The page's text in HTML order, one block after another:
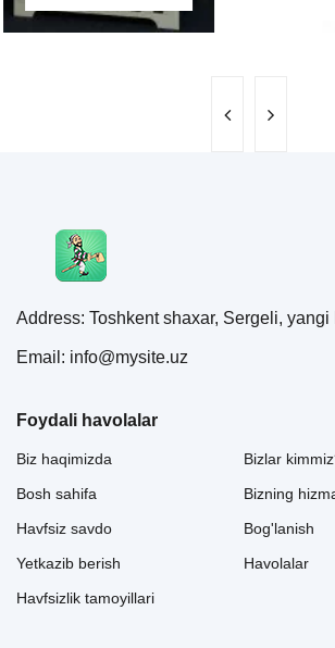
Address: Toshkent shaxar, Sergeli, yangi
Email: info@mysite.uz
Foydali havolalar
Biz haqimizda
Bosh sahifa
Havfsiz savdo
Yetkazib berish
Havfsizlik tamoyillari
Bizlar
Bizning
Bog'lanish
Havolalar